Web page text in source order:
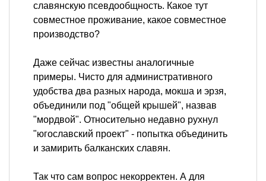
славянскую псевдообщность. Какое тут
совместное проживание, какое совместное
производство?
Даже сейчас известны аналогичные
примеры. Чисто для административного
удобства два разных народа, мокша и эрзя,
объединили под "общей крышей", назвав
"мордвой". Относительно недавно рухнул
"югославский проект" - попытка объединить
и замирить балканских славян.
Так что сам вопрос некорректен. А для